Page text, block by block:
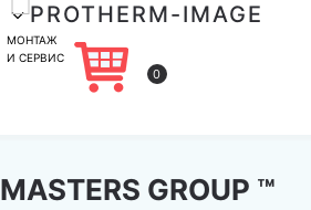
МОНТАЖ
И СЕРВИС
0
MASTERS GROUP ™